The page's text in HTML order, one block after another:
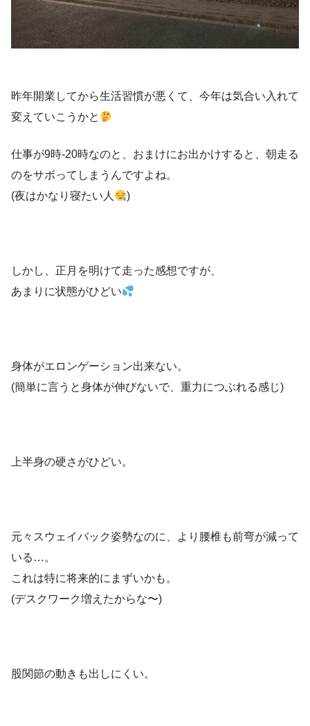
昨年開業してから生活習慣が悪くて、今年は気合い入れて
変えていこうかと
仕事が9時-20時なのと、おまけにお出かけすると、朝走る
のをサボってしまうんですよね。
(夜はかなり寝たい人
)
しかし、正月を明けて走った感想ですが、
あまりに状態がひどい
身体がエロンゲーション出来ない。
(簡単に言うと身体が伸びないで、重力につぶれる感じ)
上半身の硬さがひどい。
元々スウェイバック姿勢なのに、より腰椎も前弯が減って
いる…。
これは特に将来的にまずいかも。
(デスクワーク増えたからな〜)
股関節の動きも出しにくい。